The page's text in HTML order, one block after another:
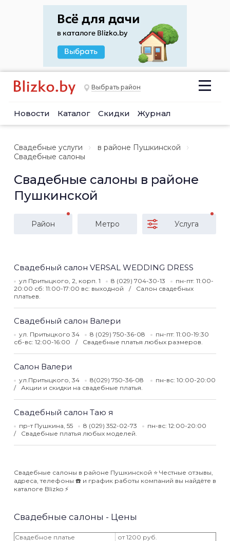
Выбрать район
Новости Каталог Скидки Журнал
Свадебные услуги
в районе Пушкинской
Свадебные салоны
Свадебные салоны в районе
Пушкинской
Район Метро Услуга
Свадебный салон VERSAL WEDDING DRESS
ул Притыцкого, 2, корп. 1 8 (029) 704-30-13
пн-пт: 11:00-
20:00 сб: 11:00-17:00 вс: выходной
Салон свадебных
платьев.
Свадебный салон Валери
ул. Притыцкого 34 8 (029) 750-36-08
пн-пт: 11:00-19:30
сб-вс: 12:00-16:00
Свадебные платья любых размеров.
Салон Валери
ул.Притыцкого, 34 8(029) 750-36-08
пн-вс: 10:00-20:00
Акции и скидки на свадебные платья.
Свадебный салон Таю я
пр-т Пушкина, 55 8 (029) 352-02-73
пн-вс: 12:00-20:00
Свадебные платья любых моделей.
Свадебные салоны в районе Пушкинской ⭐️ Честные отзывы,
адреса, телефоны ☎️ и график работы компаний вы найдёте в
каталоге Blizko ⚡️
Свадебные салоны - Цены
Свадебное платье
от 1200 руб.